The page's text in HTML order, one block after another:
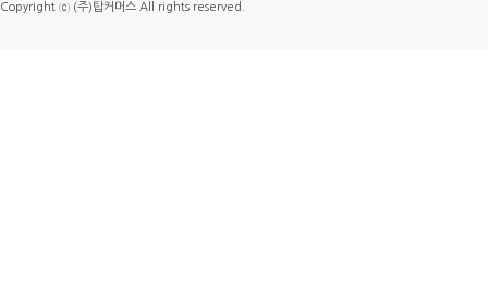
Copyright ⓒ (주)탑커머스 All rights reserved.